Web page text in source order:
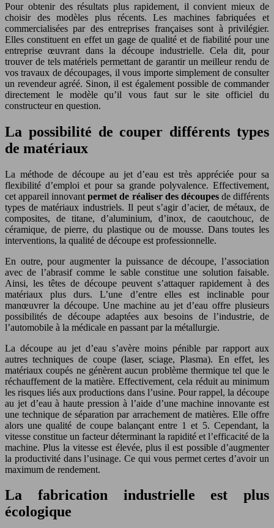
Pour obtenir des résultats plus rapidement, il convient mieux de
choisir des modèles plus récents. Les machines fabriquées et
commercialisées par des entreprises françaises sont à privilégier.
Elles constituent en effet un gage de qualité et de fiabilité pour une
entreprise œuvrant dans la découpe industrielle. Cela dit, pour
trouver de tels matériels permettant de garantir un meilleur rendu de
vos travaux de découpages, il vous importe simplement de consulter
un revendeur agréé. Sinon, il est également possible de commander
directement le modèle qu’il vous faut sur le site officiel du
constructeur en question.
La possibilité de couper différents types
de matériaux
La méthode de découpe au jet d’eau est très appréciée pour sa
flexibilité d’emploi et pour sa grande polyvalence. Effectivement,
cet appareil innovantpermet de réaliser des découpesde différents
types de matériaux industriels. Il peut s’agir d’acier, de métaux, de
composites, de titane, d’aluminium, d’inox, de caoutchouc, de
céramique, de pierre, du plastique ou de mousse. Dans toutes les
interventions, la qualité de découpe est professionnelle.
En outre, pour augmenter la puissance de découpe, l’association
avec de l’abrasif comme le sable constitue une solution faisable.
Ainsi, les têtes de découpe peuvent s’attaquer rapidement à des
matériaux plus durs. L’une d’entre elles est inclinable pour
manœuvrer la découpe. Une machine au jet d’eau offre plusieurs
possibilités de découpe adaptées aux besoins de l’industrie, de
l’automobile à la médicale en passant par la métallurgie.
La découpe au jet d’eau s’avère moins pénible par rapport aux
autres techniques de coupe (laser, sciage, Plasma). En effet, les
matériaux coupés ne génèrent aucun problème thermique tel que le
réchauffement de la matière. Effectivement, cela réduit au minimum
les risques liés aux productions dans l’usine. Pour rappel, la découpe
au jet d’eau à haute pression à l’aide d’une machine innovante est
une technique de séparation par arrachement de matières. Elle offre
alors une qualité de coupe balançant entre 1 et 5. Cependant, la
vitesse constitue un facteur déterminant la rapidité et l’efficacité de la
machine. Plus la vitesse est élevée, plus il est possible d’augmenter
la productivité dans l’usinage. Ce qui vous permet certes d’avoir un
maximum de rendement.
La fabrication industrielle est plus
écologique